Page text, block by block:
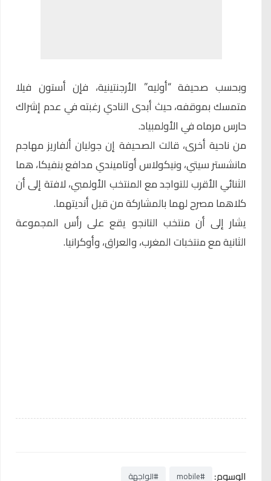
وبحسب صحيفة “أوليه” الأرجنتينية، فإن أستون فيلا
متمسك بموقفه، حيث أبدى النادي رغبته في عدم إشراك
حارس مرماه في الأولمبياد.
من ناحية أخرى، قالت الصحيفة إن جوليان ألفاريز مهاجم
مانشستر سيتي، ونيكولاس أوتاميندي مدافع بنفيكا، هما
الثنائي الأقرب للتواجد مع المنتخب الأولمبي، لافتة إلى أن
كلاهما مصرح لهما بالمشاركة من قبل أنديتهما.
يشار إلى أن منتخب التانجو يقع على رأس المجموعة
الثانية مع منتخبات المغرب، والعراق، وأوكرانيا.
الوسوم: #mobile #الواجهة